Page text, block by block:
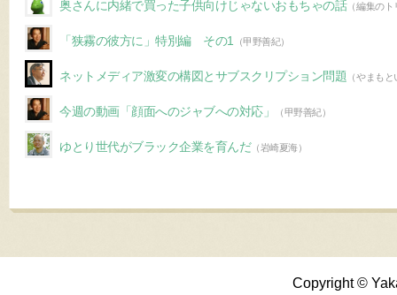
奥さんに内緒で買った子供向けじゃないおもちゃの話（編集のト
「狭霧の彼方に」特別編 その1 （甲野善紀）
ネットメディア激変の構図とサブスクリプション問題 （やまも
今週の動画「顔面へのジャブへの対応」 （甲野善紀）
ゆとり世代がブラック企業を育んだ（岩崎夏海）
Copyright ©